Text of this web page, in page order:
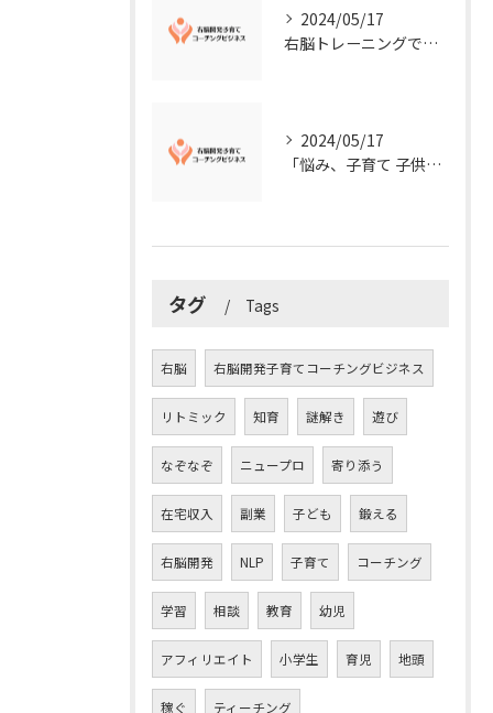
2024/05/17
右脳トレーニングで視覚的センスを磨こう！
2024/05/17
「悩み、子育て 子供の発達」を解決する右脳開発子育てコーチングビジネス業界の魅力とは？
タグ Tags
右脳 右脳開発子育てコーチングビジネス
リトミック 知育 謎解き 遊び
なぞなぞ ニュープロ 寄り添う
在宅収入 副業 子ども 鍛える
右脳開発 NLP 子育て コーチング
学習 相談 教育 幼児
アフィリエイト 小学生 育児 地頭
稼ぐ ティーチング